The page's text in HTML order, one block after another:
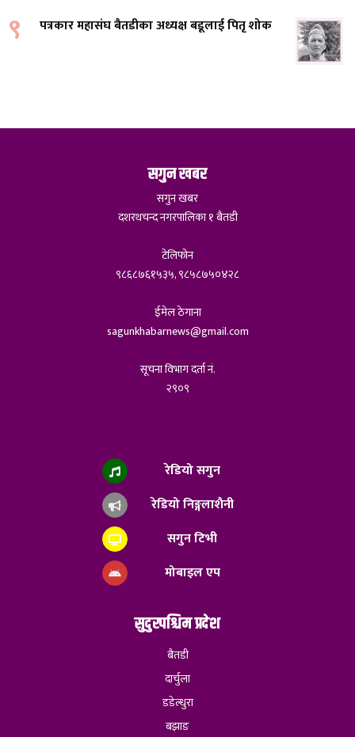
९ पत्रकार महासंघ बैतडीका अध्यक्ष बडूलाई पितृ शोक
सगुन खबर
सगुन खबर
दशरथचन्द नगरपालिका १ बैतडी
टेलिफोन
९८६८७६१५३५, ९८५८७५०४२८
ईमेल ठेगाना
sagunkhabarnews@gmail.com
सूचना विभाग दर्ता नं.
२९०९
रेडियो सगुन
रेडियो निङ्गलाशैनी
सगुन टिभी
मोबाइल एप
सुदुरपश्चिम प्रदेश
बैतडी
दार्चुला
डडेल्धुरा
बझाङ